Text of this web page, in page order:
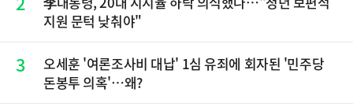
지원 문턱 낮춰야"
3
오세훈 '여론조사비 대납' 1심 유죄에 회자된 '민주당
돈봉투 의혹'…왜?